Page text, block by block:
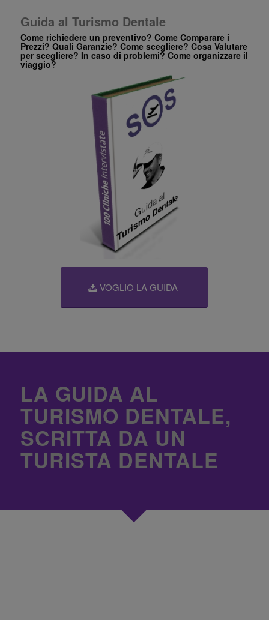
Guida al Turismo Dentale
Come richiedere un preventivo? Come Comparare i
Prezzi? Quali Garanzie? Come scegliere? Cosa Valutare
per scegliere? In caso di problemi? Come organizzare il
viaggio?
VOGLIO LA GUIDA
LA GUIDA AL
TURISMO DENTALE,
SCRITTA DA UN
TURISTA DENTALE